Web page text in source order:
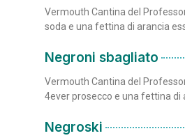
Vermouth Cantina del
soda e una fettina di arancia
Negroni sbagliato
Vermouth Cantina del
4ever prosecco e una fettina di
Negroski